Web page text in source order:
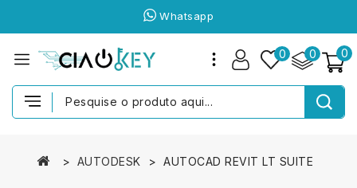
Whatsapp
0
0
0
AUTODESK AUTOCAD REVIT LT SUITE